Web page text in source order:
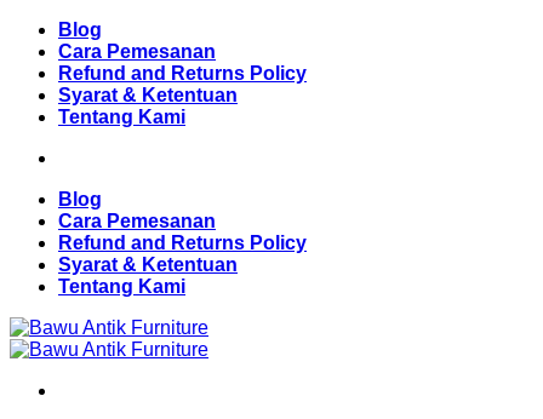
Skip
content
Blog
Cara Pemesanan
Refund and Returns Policy
Syarat & Ketentuan
Tentang Kami
Blog
Cara Pemesanan
Refund and Returns Policy
Syarat & Ketentuan
Tentang Kami